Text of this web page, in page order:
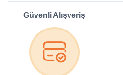
Güvenli Alışveriş